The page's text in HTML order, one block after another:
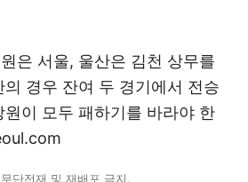
은 서울, 울산은 김천 상무를
경우 잔여 두 경기에서 전승
이 모두 패하기를 바라야 한
단전재 및 재배포 금지.